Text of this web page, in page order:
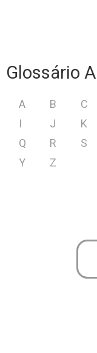
Glossário
A B C
I
J K
Q
R S
Y
Z